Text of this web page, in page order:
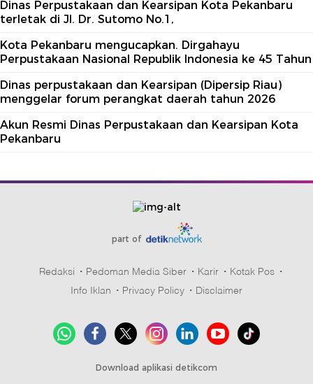
Dinas Perpustakaan dan Kearsipan Kota Pekanbaru
terletak di Jl. Dr. Sutomo No.1,
Kota Pekanbaru mengucapkan. Dirgahayu
Perpustakaan Nasional Republik Indonesia ke 45 Tahun
Dinas perpustakaan dan Kearsipan (Dipersip Riau)
menggelar forum perangkat daerah tahun 2026
Akun Resmi Dinas Perpustakaan dan Kearsipan Kota
Pekanbaru
part of
Redaksi Pedoman Media Siber Karir
Kotak Pos
Info Iklan
Privacy Policy Disclaimer
Download aplikasi detikcom